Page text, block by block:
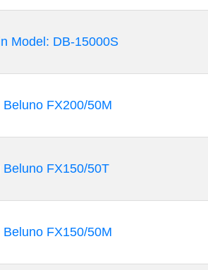
khí con sò
giản. Nó như một máy bơm
động cơ, guồng cánh quạt sẽ hút
Model: DB-15000S
FX200/50M
FX150/50T
FX150/50M